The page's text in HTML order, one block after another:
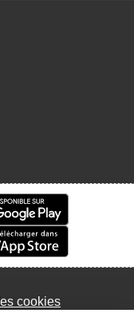
cookies